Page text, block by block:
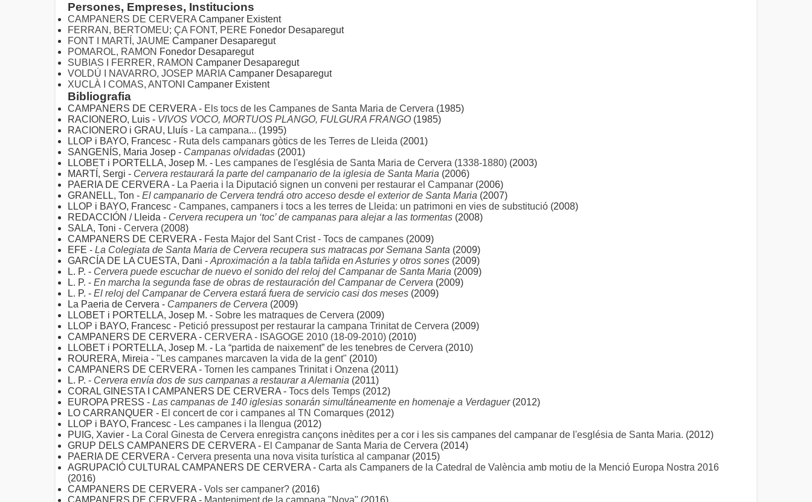
Persones, Empreses, Institucions
CAMPANERS DE CERVERA Campaner Existent
FERRAN, BERTOMEU; ÇA FONT, PERE Fonedor Desaparegut
FONT I MARTÍ, JAUME Campaner Desaparegut
POMAROL, RAMON Fonedor Desaparegut
SUBIAS I FERRER, RAMON Campaner Desaparegut
VOLDÚ I NAVARRO, JOSEP MARIA Campaner Desaparegut
XUCLÀ I COMAS, ANTONI Campaner Existent
Bibliografia
CAMPANERS DE CERVERA - Els tocs de les Campanes de Santa Maria de Cervera (1985)
RACIONERO, Luis - VIVOS VOCO, MORTUOS PLANGO, FULGURA FRANGO (1985)
RACIONERO i GRAU, Lluís - La campana... (1995)
LLOP i BAYO, Francesc - Ruta dels campanars gòtics de les Terres de Lleida (2001)
SANGENÍS, Maria Josep - Campanas olvidadas (2001)
LLOBET i PORTELLA, Josep M. - Les campanes de l'església de Santa Maria de Cervera (1338-1880) (2003)
MARTÍ, Sergi - Cervera restaurará la parte del campanario de la iglesia de Santa Maria (2006)
PAERIA DE CERVERA - La Paeria i la Diputació signen un conveni per restaurar el Campanar (2006)
GRANELL, Ton - El campanario de Cervera tendrá otro acceso desde el exterior de Santa Maria (2007)
LLOP i BAYO, Francesc - Campanes, campaners i tocs a les terres de Lleida: un patrimoni en vies de substitució (2008)
REDACCIÓN / Lleida - Cervera recupera un ‘toc’ de campanas para alejar a las tormentas (2008)
SALA, Toni - Cervera (2008)
CAMPANERS DE CERVERA - Festa Major del Sant Crist - Tocs de campanes (2009)
EFE - La Colegiata de Santa Maria de Cervera recupera sus matracas por Semana Santa (2009)
GARCÍA DE LA CUESTA, Dani - Aproximación a la tabla tañida en Asturies y otros sones (2009)
L. P. - Cervera puede escuchar de nuevo el sonido del reloj del Campanar de Santa Maria (2009)
L. P. - En marcha la segunda fase de obras de restauración del Campanar de Cervera (2009)
L. P. - El reloj del Campanar de Cervera estará fuera de servicio casi dos meses (2009)
La Paeria de Cervera - Campaners de Cervera (2009)
LLOBET i PORTELLA, Josep M. - Sobre les matraques de Cervera (2009)
LLOP i BAYO, Francesc - Petició pressupost per restaurar la campana Trinitat de Cervera (2009)
CAMPANERS DE CERVERA - CERVERA - ISAGOGE 2010 (18-09-2010) (2010)
LLOBET i PORTELLA, Josep M. - La “partida de naixement” de les tenebres de Cervera (2010)
ROURERA, Mireia - "Les campanes marcaven la vida de la gent" (2010)
CAMPANERS DE CERVERA - Tornen les campanes Trinitat i Onzena (2011)
L. P. - Cervera envía dos de sus campanas a restaurar a Alemania (2011)
CORAL GINESTA I CAMPANERS DE CERVERA - Tocs dels Temps (2012)
EUROPA PRESS - Las campanas de 140 iglesias sonarán simultáneamente en homenaje a Verdaguer(2012)
LO CARRANQUER - El concert de cor i campanes al TN Comarques (2012)
LLOP i BAYO, Francesc - Les campanes i la llengua (2012)
PUIG, Xavier - La Coral Ginesta de Cervera enregistra cançons inèdites per a cor i les sis campanes del campanar de l'església de Santa Maria. (2012)
GRUP DELS CAMPANERS DE CERVERA - El Campanar de Santa Maria de Cervera (2014)
PAERIA DE CERVERA - Cervera presenta una nova visita turística al campanar (2015)
AGRUPACIÓ CULTURAL CAMPANERS DE CERVERA - Carta als Campaners de la Catedral de València amb motiu de la Menció Europa Nostra 2016
(2016)
CAMPANERS DE CERVERA - Vols ser campaner? (2016)
CAMPANERS DE CERVERA - Manteniment de la campana "Nova" (2016)